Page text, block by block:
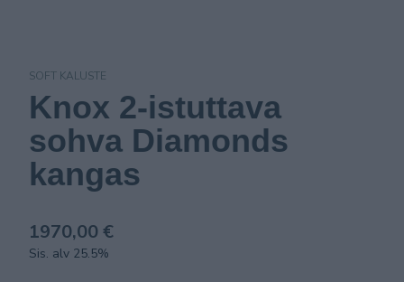
SOFT KALUSTE
Knox 2-istuttava
sohva Diamonds
kangas
1970,00 €
Sis. alv 25.5%